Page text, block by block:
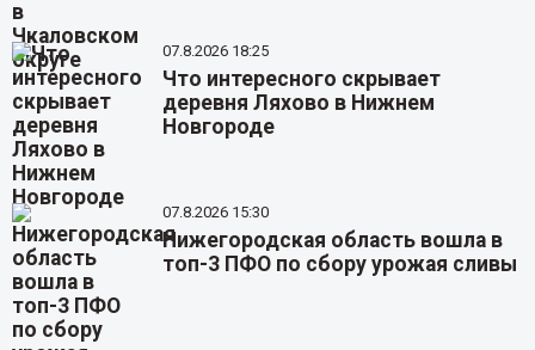
07.8.2026 18:25
Что интересного скрывает
деревня Ляхово в Нижнем
Новгороде
07.8.2026 15:30
Нижегородская область вошла в
топ-3 ПФО по сбору урожая сливы